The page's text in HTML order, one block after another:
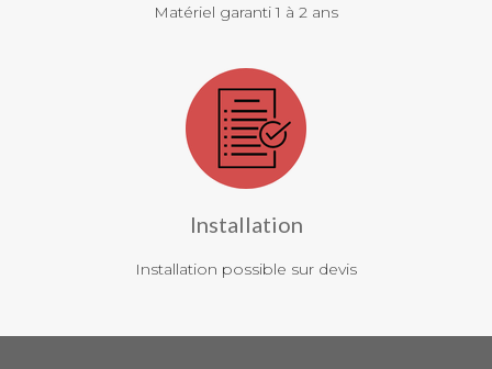
Matériel garanti 1 à 2 ans
Installation
Installation possible sur devis